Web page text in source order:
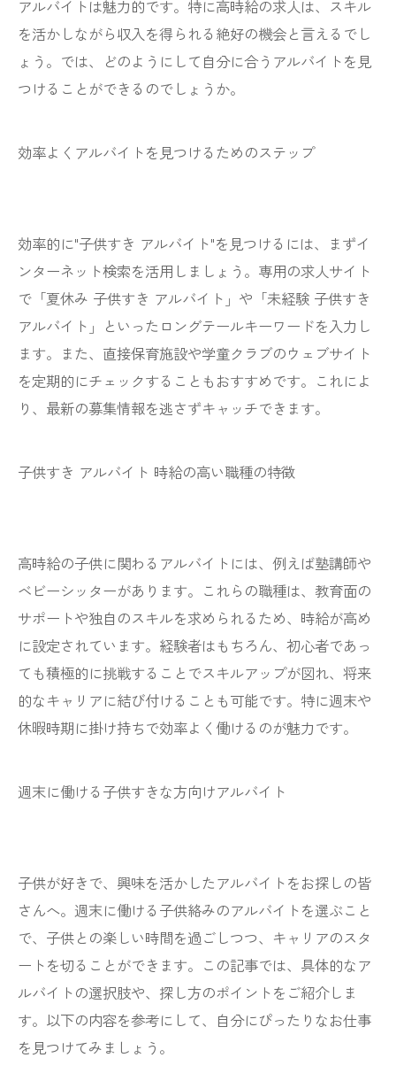
アルバイトは魅力的です。特に高時給の求人は、スキル
を活かしながら収入を得られる絶好の機会と言えるでし
ょう。では、どのようにして自分に合うアルバイトを見
つけることができるのでしょうか。
効率よくアルバイトを見つけるためのステップ
効率的に"子供すき アルバイト"を見つけるには、まずイ
ンターネット検索を活用しましょう。専用の求人サイト
で「夏休み 子供すき アルバイト」や「未経験 子供すき
アルバイト」といったロングテールキーワードを入力し
ます。また、直接保育施設や学童クラブのウェブサイト
を定期的にチェックすることもおすすめです。これによ
り、最新の募集情報を逃さずキャッチできます。
子供すき アルバイト 時給の高い職種の特徴
高時給の子供に関わるアルバイトには、例えば塾講師や
ベビーシッターがあります。これらの職種は、教育面の
サポートや独自のスキルを求められるため、時給が高め
に設定されています。経験者はもちろん、初心者であっ
ても積極的に挑戦することでスキルアップが図れ、将来
的なキャリアに結び付けることも可能です。特に週末や
休暇時期に掛け持ちで効率よく働けるのが魅力です。
週末に働ける子供すきな方向けアルバイト
子供が好きで、興味を活かしたアルバイトをお探しの皆
さんへ。週末に働ける子供絡みのアルバイトを選ぶこと
で、子供との楽しい時間を過ごしつつ、キャリアのスタ
ートを切ることができます。この記事では、具体的なア
ルバイトの選択肢や、探し方のポイントをご紹介しま
す。以下の内容を参考にして、自分にぴったりなお仕事
を見つけてみましょう。